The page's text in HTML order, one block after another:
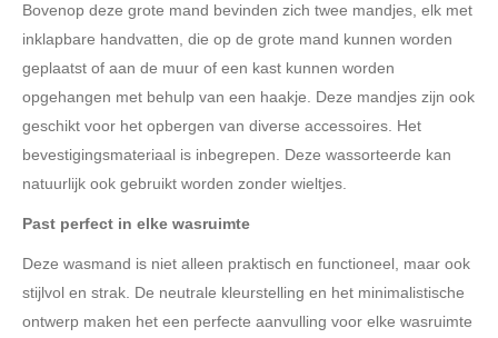
Bovenop deze grote mand bevinden zich twee mandjes, elk met
inklapbare handvatten, die op de grote mand kunnen worden
geplaatst of aan de muur of een kast kunnen worden
opgehangen met behulp van een haakje. Deze mandjes zijn ook
geschikt voor het opbergen van diverse accessoires. Het
bevestigingsmateriaal is inbegrepen. Deze wassorteerde kan
natuurlijk ook gebruikt worden zonder wieltjes.
Past perfect in elke wasruimte
Deze wasmand is niet alleen praktisch en functioneel, maar ook
stijlvol en strak. De neutrale kleurstelling en het minimalistische
ontwerp maken het een perfecte aanvulling voor elke wasruimte